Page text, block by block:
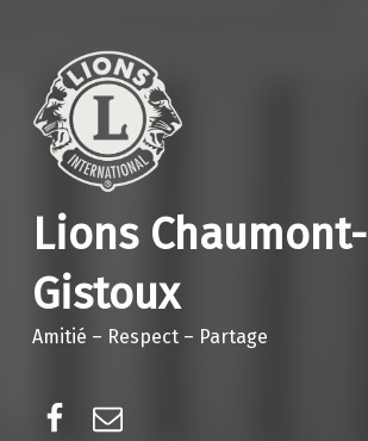
Lions Chaumont-
Gistoux
Amitié – Respect – Partage
Facebook